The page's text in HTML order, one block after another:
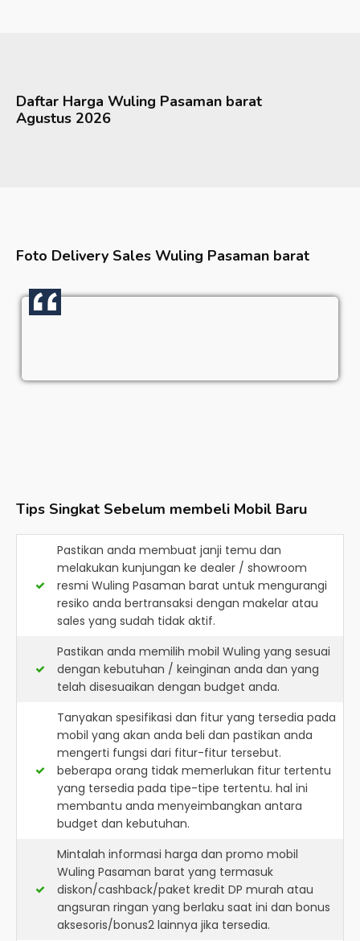
Daftar Harga Wuling Pasaman barat
Agustus 2026
Foto Delivery Sales Wuling Pasaman barat
Tips Singkat Sebelum membeli Mobil Baru
Pastikan anda membuat janji temu dan
melakukan kunjungan ke dealer / showroom
resmi Wuling Pasaman barat untuk mengurangi
resiko anda bertransaksi dengan makelar atau
sales yang sudah tidak aktif.
Pastikan anda memilih mobil Wuling yang sesuai
dengan kebutuhan / keinginan anda dan yang
telah disesuaikan dengan budget anda.
Tanyakan spesifikasi dan fitur yang tersedia pada
mobil yang akan anda beli dan pastikan anda
mengerti fungsi dari fitur-fitur tersebut.
beberapa orang tidak memerlukan fitur tertentu
yang tersedia pada tipe-tipe tertentu. hal ini
membantu anda menyeimbangkan antara
budget dan kebutuhan.
Mintalah informasi harga dan promo mobil
Wuling Pasaman barat yang termasuk
diskon/cashback/paket kredit DP murah atau
angsuran ringan yang berlaku saat ini dan bonus
aksesoris/bonus2 lainnya jika tersedia.